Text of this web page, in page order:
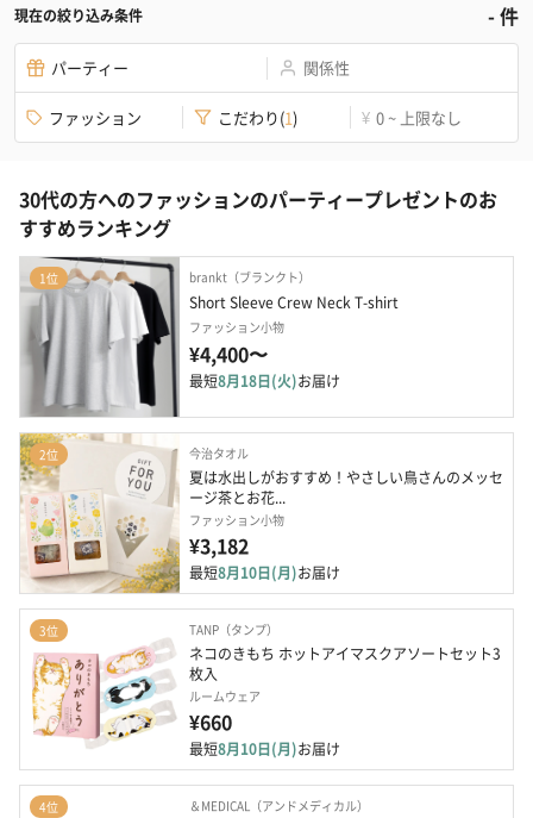
現在の絞り込み条件 -件
パーティー 関係性
ファッション こだわり(1) ¥ 0 ~ 上限なし
30代の方へのファッションのパーティープレゼントのお
すすめランキング
1位 brankt（ブランクト）
Short Sleeve Crew Neck T-shirt
ファッション小物
¥4,400〜
最短8月18日(火)お届け
2位 今治タオル
夏は水出しがおすすめ！やさしい鳥さんのメッセ
ージ茶とお花...
ファッション小物
¥3,182
最短8月10日(月)お届け
3位 TANP（タンプ）
ネコのきもち ホットアイマスクアソートセット3
枚入
ルームウェア
¥660
最短8月10日(月)お届け
4位 ＆MEDICAL（アンドメディカル）